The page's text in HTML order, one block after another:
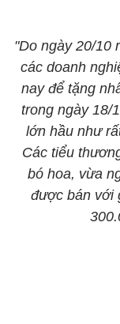
"Do ngày 20/10
các doanh
nay để tặng
trong ngày 18/
lớn hầu như
Các tiểu
bó hoa, vừa
được bán với